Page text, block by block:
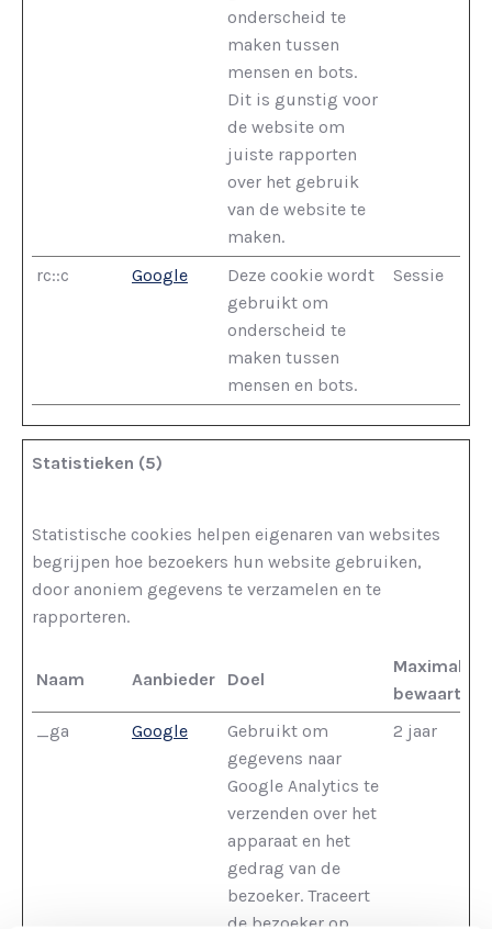
onderscheid te
maken tussen
mensen en bots.
Dit is gunstig voor
de website om
juiste rapporten
over het gebruik
van de website te
maken.
rc::c Google
Deze cookie wordt
gebruikt om
onderscheid te
maken tussen
mensen en bots.
Sessie
Statistieken (5)
Statistische cookies helpen eigenaren van websites
begrijpen hoe bezoekers hun website gebruiken,
door anoniem gegevens te verzamelen en te
rapporteren.
Naam Aanbieder Doel
Maximale
_ga
Google
Gebruikt om
gegevens naar
Google Analytics te
verzenden over het
apparaat en het
gedrag van de
bezoeker. Traceert
de bezoeker op
2 jaar